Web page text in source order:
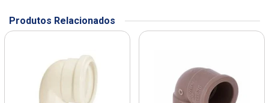
Produtos Relacionados